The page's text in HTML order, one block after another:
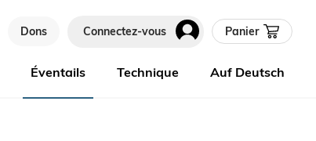
Dons Connectez-vous Panier
Éventails Technique Auf Deutsch